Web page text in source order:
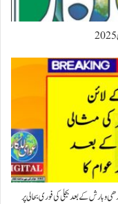
و بارش کے بعد بجلی کی فوری بحالی پر